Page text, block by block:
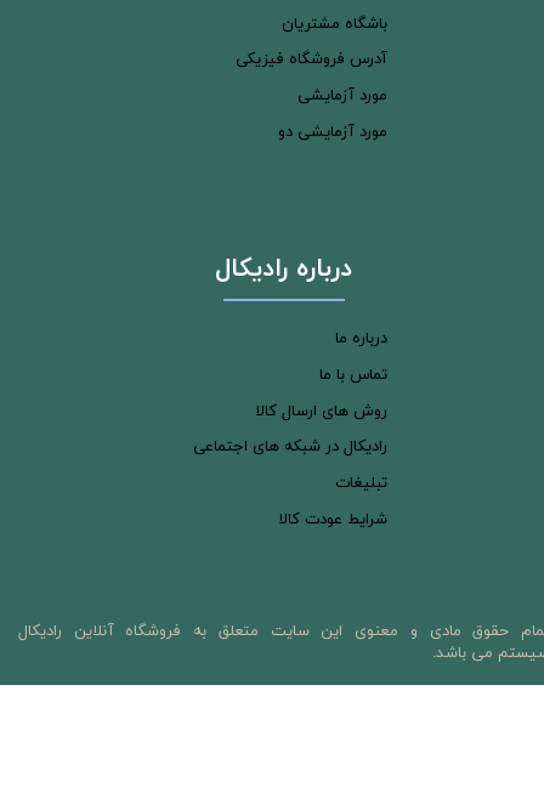
حقوق مادی و معنوی این سایت متعلق به فروشگاه آنلاین رادیکال
می باشد.
باشگاه مشتریان
آدرس فروشگاه فیزیکی
مورد آزمایشی
مورد آزمایشی دو
درباره رادیکال
درباره ما
تماس با ما
روش های ارسال کالا
رادیکال در شبکه های اجتماعی
تبلیغات
شرایط عودت کالا